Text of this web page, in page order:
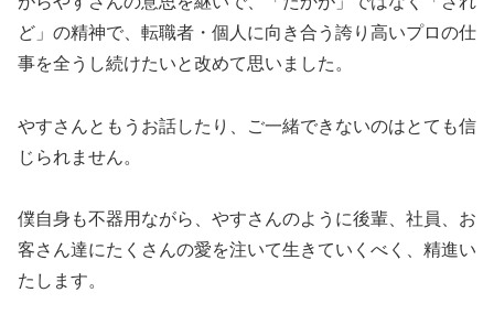
ど」の精神で、転職者・個人に向き合う誇り高いプロの仕
事を全うし続けたいと改めて思いました。
やすさんともうお話したり、ご一緒できないのはとても信
じられません。
僕自身も不器用ながら、やすさんのように後輩、社員、お
客さん達にたくさんの愛を注いて生きていくべく、精進い
たします。